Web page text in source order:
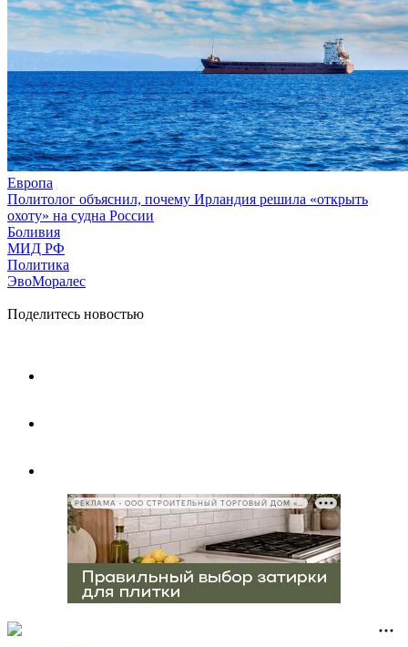
Европа
Политолог объяснил, почему Ирландия решила «открыть
охоту» на судна России
Боливия
МИД РФ
Политика
ЭвоМоралес
Поделитесь новостью
РЕКЛАМА • ООО СТРОИТЕЛЬНЫЙ ТОРГОВЫЙ ДОМ «ПЕТРОВИЧ», ИНН 7802348846